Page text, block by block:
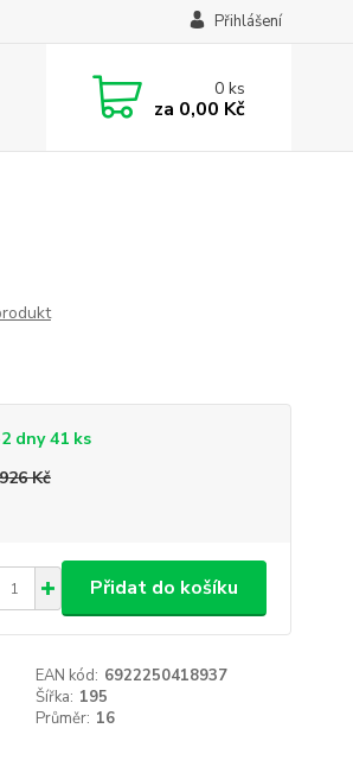
Přihlášení
0ks
za 0,00 Kč
dny 41 ks
Kč
Přidat do košíku
EAN kód: 6922250418937
Šířka: 195
Průměr: 16